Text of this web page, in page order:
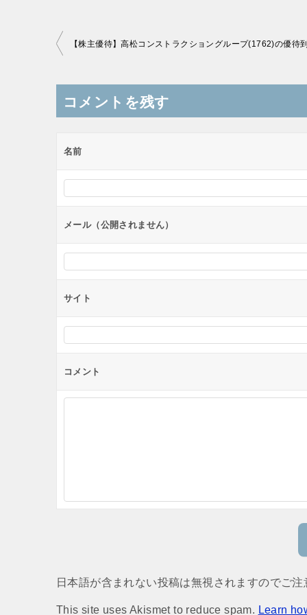
投
ナ
ビ
ー
ョ
ン
コメントを残す
名前
メール（公開されません）
サイト
コメント
日本語が含まれない投稿は無視されますのでご注
This site uses Akismet to reduce spam. Learn